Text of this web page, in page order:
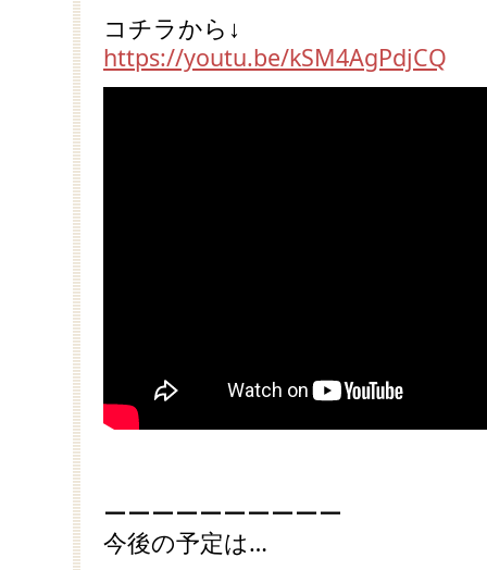
コチラから↓
https://youtu.be/kSM4AgPdjCQ
ーーーーーーーーーー
今後の予定は…